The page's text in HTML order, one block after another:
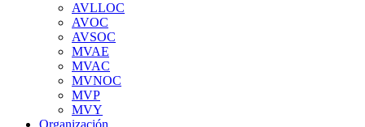
AVLLOC
AVOC
AVSOC
MVAE
MVAC
MVNOC
MVP
MVY
Organización